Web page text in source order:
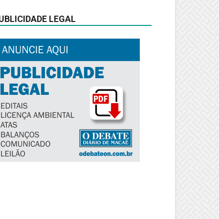
LEGAL